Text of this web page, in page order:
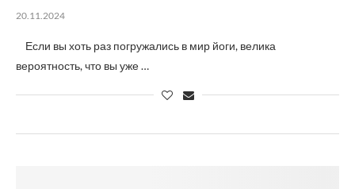
20.11.2024
Если вы хоть раз погружались в мир йоги, велика
вероятность, что вы уже …